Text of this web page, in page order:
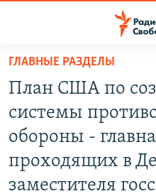
упрощенного
доступа
основному
содержанию
Вернутся
АВТОРСКИЕ ПРОЕКТЫ
МНЕНИЯ
ГЛАВНЫЕ РАЗДЕЛЫ
План США по
системы
обороны -
проходящих в
заместителя